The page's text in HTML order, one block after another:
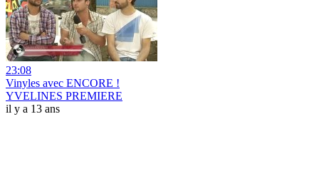
23:08
Vinyles avec ENCORE !
YVELINES PREMIERE
il y a 13 ans